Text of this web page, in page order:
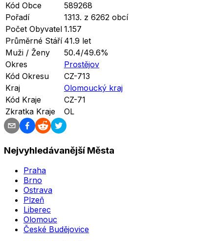
Kód Obce
589268
Pořadí
1313. z 6262 obcí
Počet Obyvatel 1.157
Průměrné Stáří 41.9 let
Muži / Ženy
50.4/49.6%
Okres
Prostějov
Kód Okresu
CZ-713
Kraj
Olomoucký kraj
Kód Kraje
CZ-71
Zkratka Kraje
OL
Nejvyhledávanější Města
Praha
Brno
Ostrava
Plzeň
Liberec
Olomouc
České Budějovice